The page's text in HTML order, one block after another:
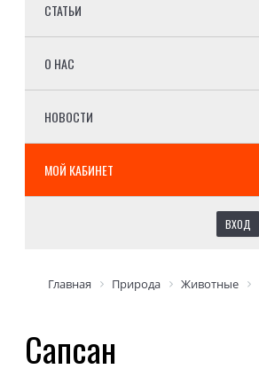
СТАТЬИ
О НАС
НОВОСТИ
МОЙ КАБИНЕТ
ВХОД
Главная Природа Животные
Сапсан